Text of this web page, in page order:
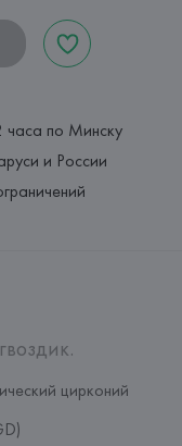
часа по Минску
и России
цирконий